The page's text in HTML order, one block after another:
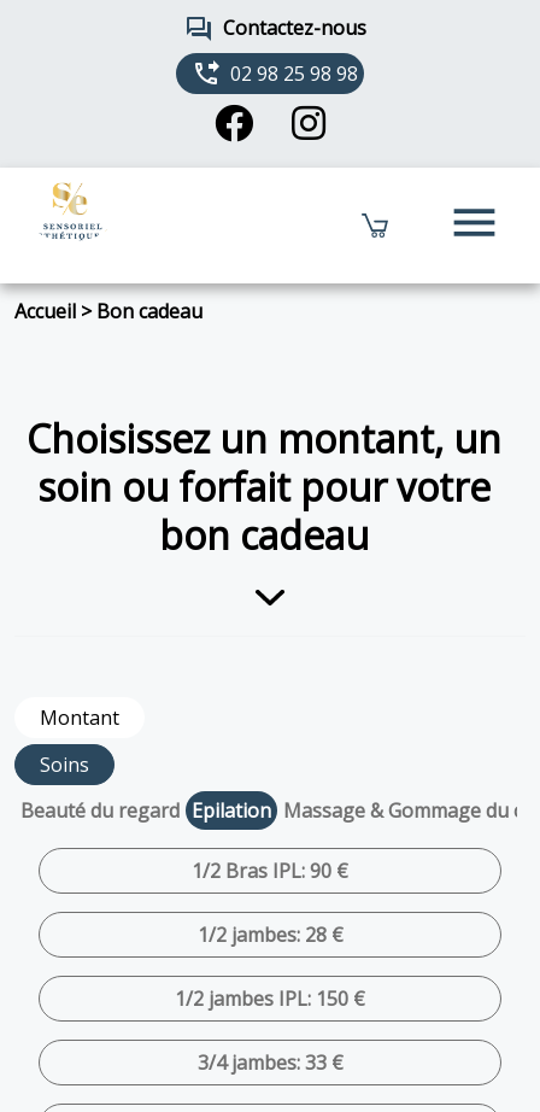
forum Contactez-nous
phone_forwarded 02 98 25 98 98
menu
Accueil >Bon cadeau
Choisissez un montant, un
soin ou forfait pour votre
bon cadeau
Montant
Soins
Beauté du regard Epilation Massage & Gommage du
1/2 Bras IPL: 90 €
1/2 jambes: 28 €
1/2 jambes IPL: 150 €
3/4 jambes: 33 €